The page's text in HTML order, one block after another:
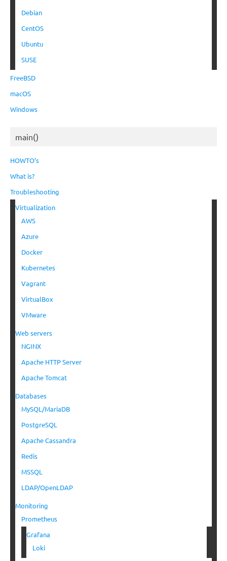
Debian
CentOS
Ubuntu
SUSE
FreeBSD
macOS
Windows
main()
HOWTO’s
What is?
Troubleshooting
Virtualization
AWS
Azure
Docker
Kubernetes
Vagrant
VirtualBox
VMware
Web servers
NGINX
Apache HTTP Server
Apache Tomcat
Databases
MySQL/MariaDB
PostgreSQL
Apache Cassandra
Redis
MSSQL
LDAP/OpenLDAP
Monitoring
Prometheus
Grafana
Loki